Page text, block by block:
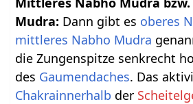
Mudra: Dann gibt es oberes
mittleres Nabho Mudra
die Zungenspitze senkrecht
des Gaumendaches. Das
Chakrainnerhalb der